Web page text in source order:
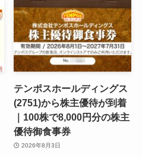
テンポスホールディングス
(2751)から株主優待が到着
｜100株で8,000円分の株主
優待御食事券
2026年8月3日